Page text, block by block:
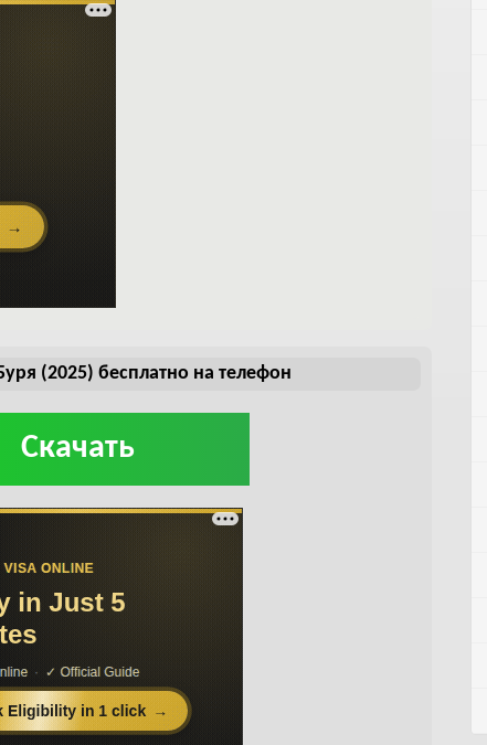
(2025) бесплатно на телефон
Скачать